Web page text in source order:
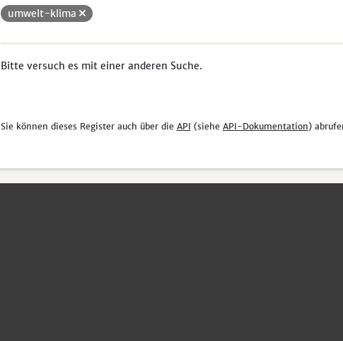
umwelt-klima
Bitte versuch es mit einer anderen Suche.
Sie können dieses Register auch über die API (siehe API-Dokumentation)